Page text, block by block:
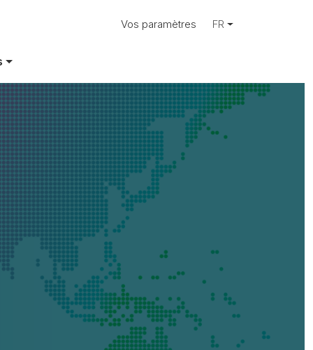
Vos paramètres FR